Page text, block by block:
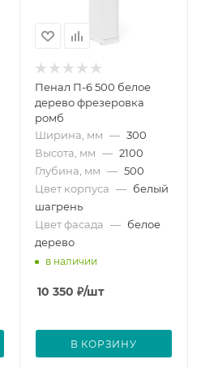
Пенал П-6 500 белое
дерево фрезеровка
ромб
Ширина, мм — 300
Высота, мм — 2100
Глубина, мм — 500
Цвет корпуса — белый
шагрень
Цвет фасада — белое
дерево
в наличии
10 350 ₽/шт
В КОРЗИНУ